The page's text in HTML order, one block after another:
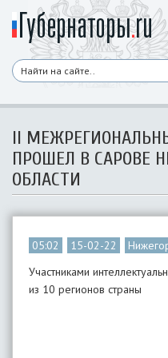
II
ПРОШЕЛ В САРОВЕ
ОБЛАСТИ
05:02 15-02-22
Участниками
из 10 регионов страны